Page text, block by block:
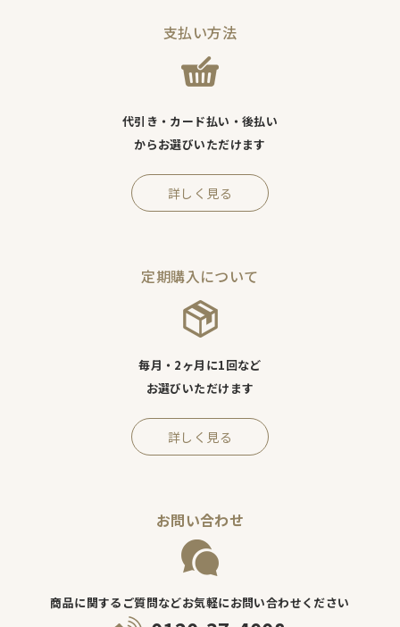
支払い方法
代引き・カード払い・後払い
からお選びいただけます
詳しく見る
定期購入について
毎月・2ヶ月に1回など
お選びいただけます
詳しく見る
お問い合わせ
商品に関するご質問などお気軽にお問い合わせください